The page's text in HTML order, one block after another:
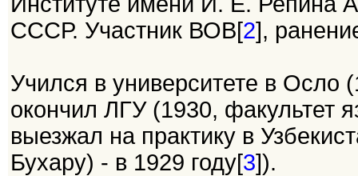
СССР. Участник ВОВ[2],
Учился в университете в Осло
окончил ЛГУ (1930, факультет
выезжал на практику в
Бухару) - в 1929 году[3]).